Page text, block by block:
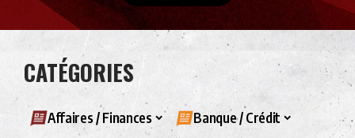
CATÉGORIES
Affaires / Finances Banque / Crédit